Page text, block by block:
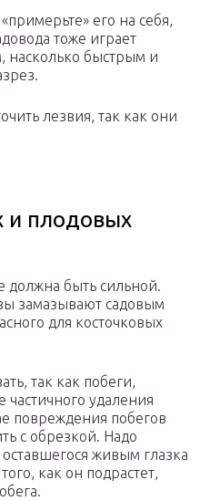
его на себя,
тоже играет
насколько быстрым и
лезвия, так как они
и плодовых
должна быть сильной.
замазывают садовым
для косточковых
так как побеги,
удаления
повреждения побегов
с обрезкой. Надо
живым глазка
как он подрастет,